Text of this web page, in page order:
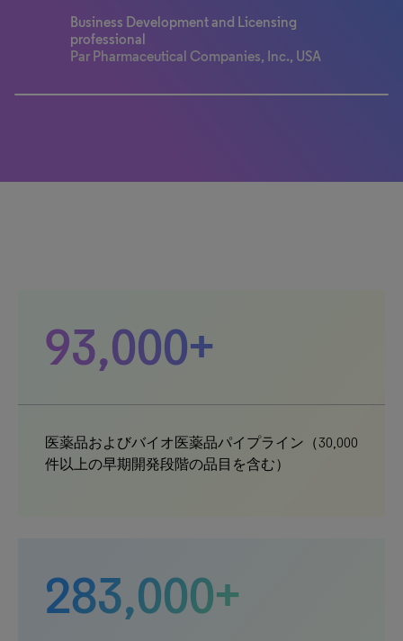
Business Development and Licensing
professional
Par Pharmaceutical Companies, Inc., USA
93,000+
医薬品およびバイオ医薬品パイプライン（30,000
件以上の早期開発段階の品目を含む）
283,000+